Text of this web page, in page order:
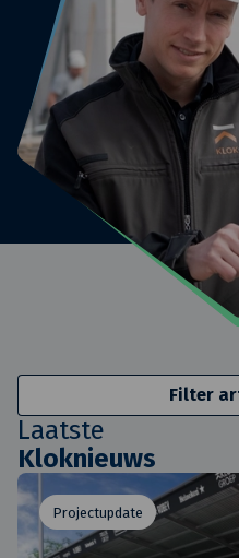
Filter
Laatste
Kloknieuws
Projectupdate